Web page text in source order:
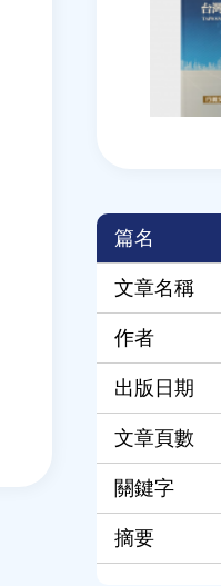
篇名
文章名稱
作者
出版日期
文章頁數
關鍵字
摘要